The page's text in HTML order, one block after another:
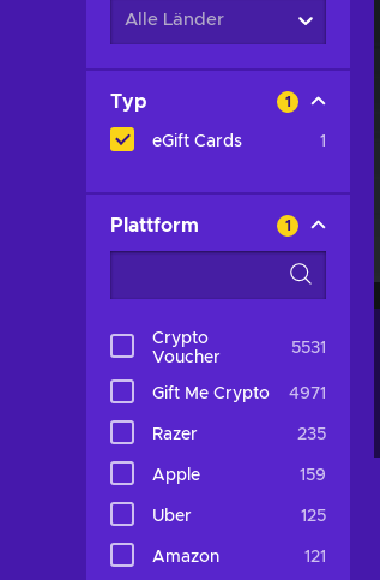
Alle Länder
Typ 1
eGift Cards 1
Plattform 1
Crypto
Voucher
5531
Gift Me Crypto 4971
Razer 235
Apple 159
Uber 125
Amazon 121